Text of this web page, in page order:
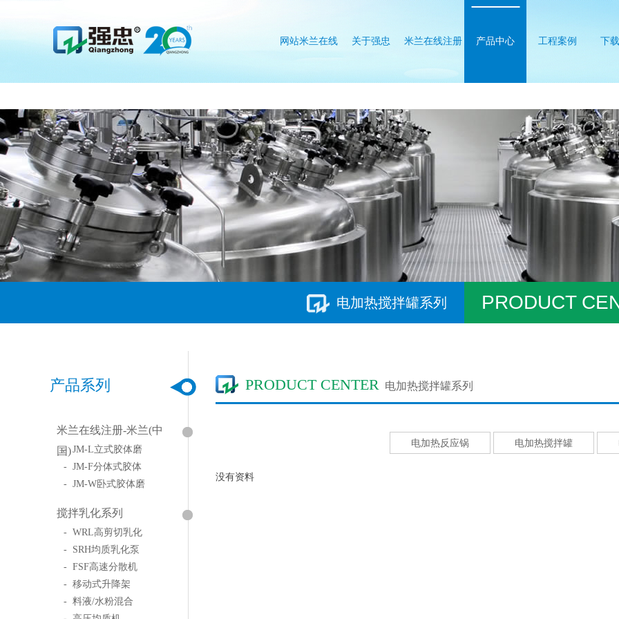
网站米兰在线
注册
关于强忠 米兰在线注册 产品中心 工程案例 下
电加热搅拌罐系列 PRODUCT
产品系列
米兰在线注册-米兰(中
国)- JM-L立式胶体磨
- JM-F分体式胶体
- JM-W卧式胶体磨
搅拌乳化系列
- WRL高剪切乳化
- SRH均质乳化泵
- FSF高速分散机
- 移动式升降架
- 料液/水粉混合
PRODUCT CENTER 电加热搅拌罐系列
电加热反应锅 电加热搅拌罐
没有资料